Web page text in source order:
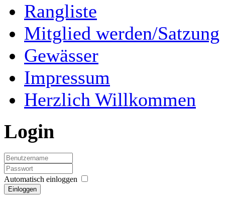
Rangliste
Mitglied werden/Satzung
Gewässer
Impressum
Herzlich Willkommen
Login
Automatisch einloggen
Einloggen